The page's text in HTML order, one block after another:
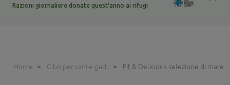
Razioni giornaliere donate quest'anno ai rifugi
Home Cibo per cani e gatti Fit & Delicious selezione di mare